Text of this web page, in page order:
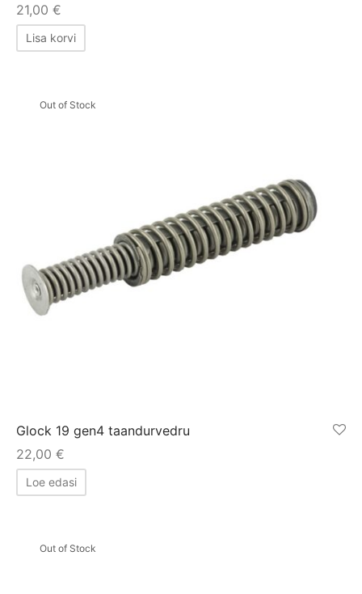
21,00 €
Lisa korvi
Out of Stock
Glock 19 gen4 taandurvedru
22,00 €
Loe edasi
Out of Stock